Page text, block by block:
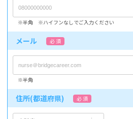
※半角 ※ハイフンなしでご入力ください
メール 必 須
※半角
住所(都道府県) 必 須